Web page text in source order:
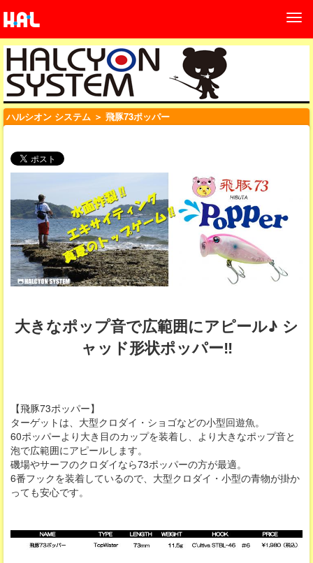
ハルシオン システム ＞ 飛豚73ポッパー
大きなポップ音で広範囲にアピール♪ シ
ャッド形状ポッパー‼
【飛豚73ポッパー】
ターゲットは、大型クロダイ・ショゴなどの小型回遊魚。
60ポッパーより大き目のカップを装着し、より大きなポップ音と
泡で広範囲にアピールします。
磯場やサーフのクロダイなら73ポッパーの方が最適。
6番フックを装着しているので、大型クロダイ・小型の青物が掛か
っても安心です。